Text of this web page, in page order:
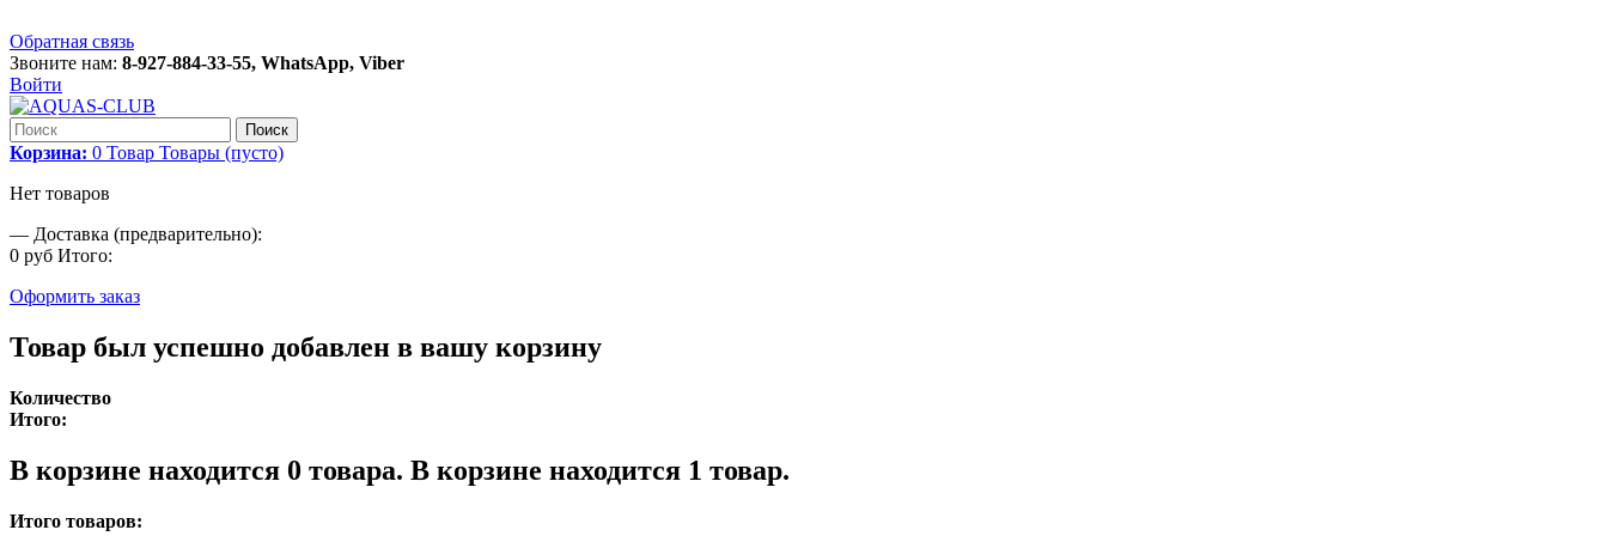
Обратная связь
Звоните нам: 8-927-884-33-55, WhatsApp, Viber
Войти
Поиск
Корзина: 0 Товар Товары (пусто)
Нет товаров
— Доставка (предварительно):
0 руб Итого:
Оформить заказ
Товар был успешно добавлен в вашу корзину
Количество
Итого:
В корзине находится 0 товара. В корзине находится 1 товар.
Итого товаров: